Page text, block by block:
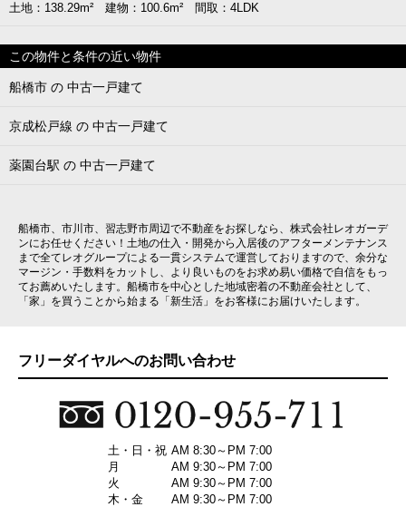
土地：138.29m² 建物：100.6m² 間取：4LDK
この物件と条件の近い物件
船橋市 の 中古一戸建て
京成松戸線 の 中古一戸建て
薬園台駅 の 中古一戸建て
船橋市、市川市、習志野市周辺で不動産をお探しなら、株式会社レオガーデ
ンにお任せください！土地の仕入・開発から入居後のアフターメンテナンス
まで全てレオグループによる一貫システムで運営しておりますので、余分な
マージン・手数料をカットし、より良いものをお求め易い価格で自信をもっ
てお薦めいたします。船橋市を中心とした地域密着の不動産会社として、
「家」を買うことから始まる「新生活」をお客様にお届けいたします。
フリーダイヤルへのお問い合わせ
土・日・祝 AM 8:30～PM 7:00
月
AM 9:30～PM 7:00
火
AM 9:30～PM 7:00
木・金
AM 9:30～PM 7:00